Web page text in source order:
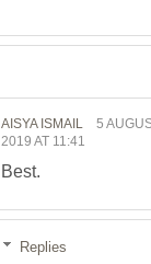
AISYA ISMAIL
5
2019 AT 11:41
Best.
Replies